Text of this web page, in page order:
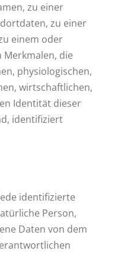
zu einer
zu einer
einem oder
die
physiologischen,
wirtschaftlichen,
Identität dieser
identifiziert
identifizierte
Person,
Daten von dem